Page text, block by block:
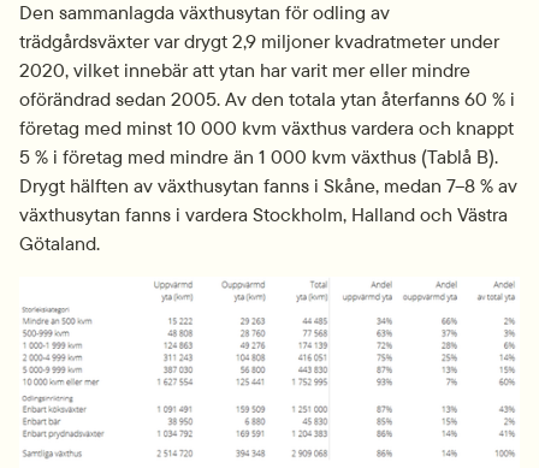
Den sammanlagda växthusytan för odling av
trädgårdsväxter var drygt 2,9 miljoner kvadratmeter under
2020, vilket innebär att ytan har varit mer eller mindre
oförändrad sedan 2005. Av den totala ytan återfanns 60 % i
företag med minst 10 000 kvm växthus vardera och knappt
5 % i företag med mindre än 1 000 kvm växthus (Tablå B).
Drygt hälften av växthusytan fanns i Skåne, medan 7–8 % av
växthusytan fanns i vardera Stockholm, Halland och Västra
Götaland.